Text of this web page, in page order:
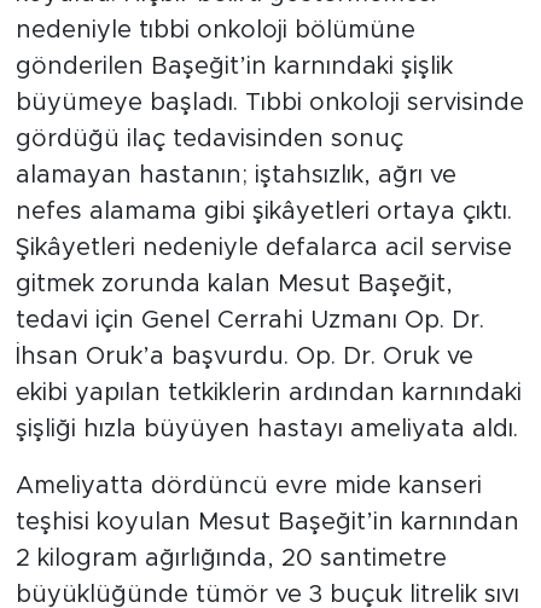
nedeniyle tıbbi onkoloji bölümüne
gönderilen Başeğit’in karnındaki şişlik
büyümeye başladı. Tıbbi onkoloji servisinde
gördüğü ilaç tedavisinden sonuç
alamayan hastanın; iştahsızlık, ağrı ve
nefes alamama gibi şikâyetleri ortaya çıktı.
Şikâyetleri nedeniyle defalarca acil servise
gitmek zorunda kalan Mesut Başeğit,
tedavi için Genel Cerrahi Uzmanı Op. Dr.
İhsan Oruk’a başvurdu. Op. Dr. Oruk ve
ekibi yapılan tetkiklerin ardından karnındaki
şişliği hızla büyüyen hastayı ameliyata aldı.
Ameliyatta dördüncü evre mide kanseri
teşhisi koyulan Mesut Başeğit’in karnından
2 kilogram ağırlığında, 20 santimetre
büyüklüğünde tümör ve 3 buçuk litrelik sıvı